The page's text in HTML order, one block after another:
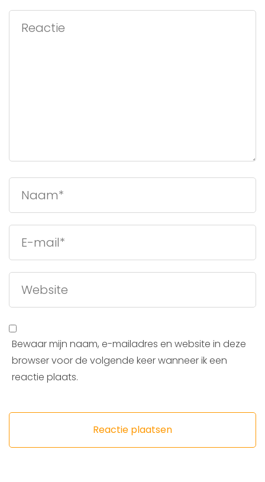
Bewaar mijn naam, e-mailadres en website in deze
browser voor de volgende keer wanneer ik een
reactie plaats.